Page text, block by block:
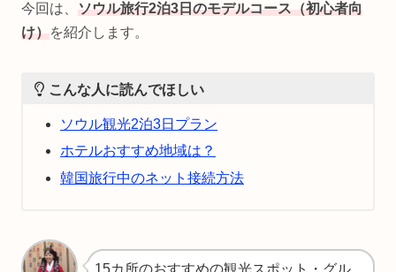
今回は、 ソウル旅行2泊3日のモデルコース（初心者向
け）を紹介します。
こんな人に読んでほしい
ソウル観光2泊3日プラン
ホテルおすすめ地域は？
韓国旅行中のネット接続方法